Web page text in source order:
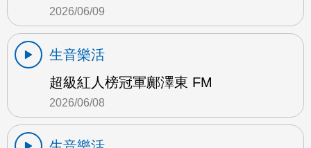
2026/06/09
生音樂活
超級紅人榜冠軍鄺澤東 FM
2026/06/08